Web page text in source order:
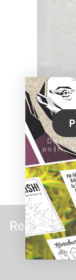
Read more:
pošti,